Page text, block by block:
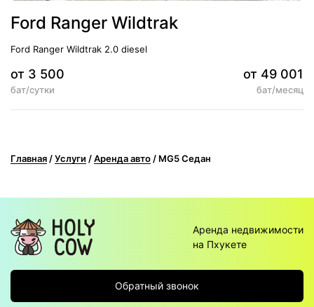
Ford Ranger Wildtrak
Ford Ranger Wildtrak 2.0 diesel
от 3 500
бат/сутки
от 49 001
бат/месяц
Главная /Услуги /Аренда авто / MG5 Седан
Аренда недвижимости
на Пхукете
Обратный звонок